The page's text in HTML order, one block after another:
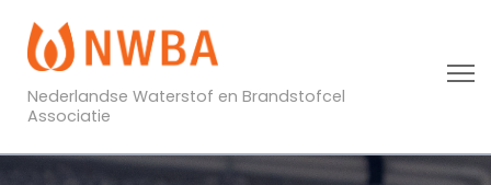
Nederlandse Waterstof en Brandstofcel
Associatie